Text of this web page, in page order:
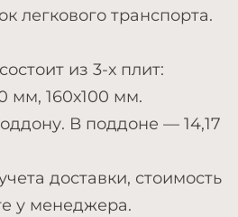
легкового транспорта.
из 3-х плит:
мм, 160х100 мм.
В поддоне — 14,17
доставки, стоимость
у менеджера.